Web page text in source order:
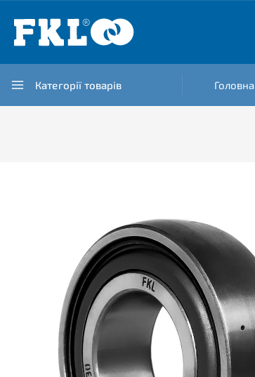
Категорії товарів Головна